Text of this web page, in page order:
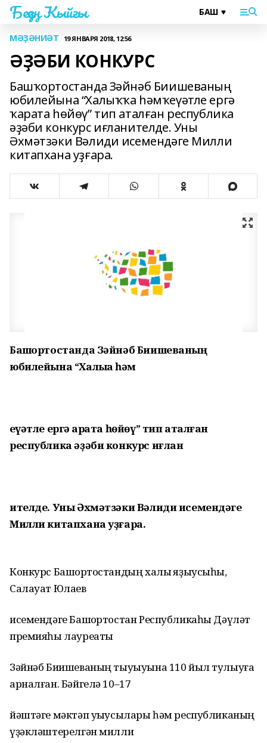
Беҙҙең Ҡыйғы
МӘҘӘНИӘТ 19 ЯНВАРЯ 2018, 12:56
ӘҘӘБИ КОНКУРС
Башҡортостанда Зәйнәб Биишеваның
юбилейына “Халыҡҡа һәмҡеүәтле ергә
ҡарата һөйөү” тип аталған республика
әҙәби конкурс иғланителде. Уны
Әхмәтзәки Вәлиди исемендәге Милли
китапхана уҙғара.
Башҡортостанда Зәйнәб Биишеваның
юбилейына “Халыҡҡа һәм
ҡеүәтле ергә ҡарата һөйөү” тип аталған
республика әҙәби конкурс иғлан
ителде. Уны Әхмәтзәки Вәлиди исемендәге
Милли китапхана уҙғара.
Конкурс Башҡортостандың халыҡ яҙыусыһы,
Салауат Юлаев
исемендәге Башҡортостан Республикаһы Дәүләт
премияһы лауреаты
Зәйнәб Биишеваның тыуыуына 110 йыл тулыуға
арналған. Бәйгелә 10–17
йәштәге мәктәп уҡыусылары һәм республиканың
үҙәкләштерелгән милли